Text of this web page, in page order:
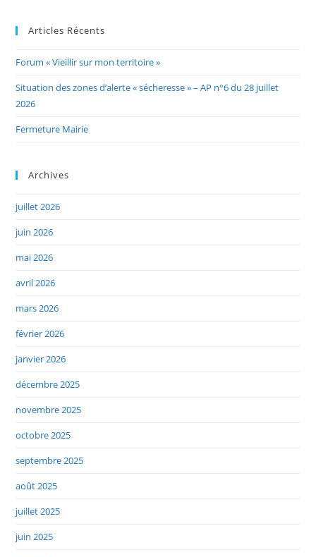
Articles Récents
Forum « Vieillir sur mon territoire »
Situation des zones d’alerte « sécheresse » – AP n°6 du 28 juillet
2026
Fermeture Mairie
Archives
juillet 2026
juin 2026
mai 2026
avril 2026
mars 2026
février 2026
janvier 2026
décembre 2025
novembre 2025
octobre 2025
septembre 2025
août 2025
juillet 2025
juin 2025